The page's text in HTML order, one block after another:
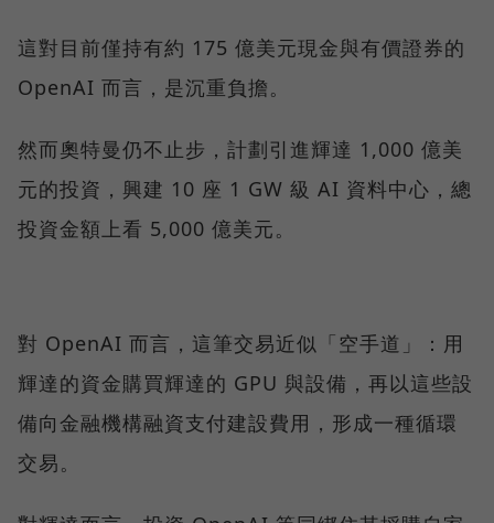
這對目前僅持有約 175 億美元現金與有價證券的
OpenAI 而言，是沉重負擔。
然而奧特曼仍不止步，計劃引進輝達 1,000 億美
元的投資，興建 10 座 1 GW 級 AI 資料中心，總
投資金額上看 5,000 億美元。
對 OpenAI 而言，這筆交易近似「空手道」：用
輝達的資金購買輝達的 GPU 與設備，再以這些設
備向金融機構融資支付建設費用，形成一種循環
交易。